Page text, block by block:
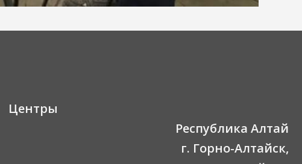
Центры
Республика Алтай
г. Горно-Алтайск,